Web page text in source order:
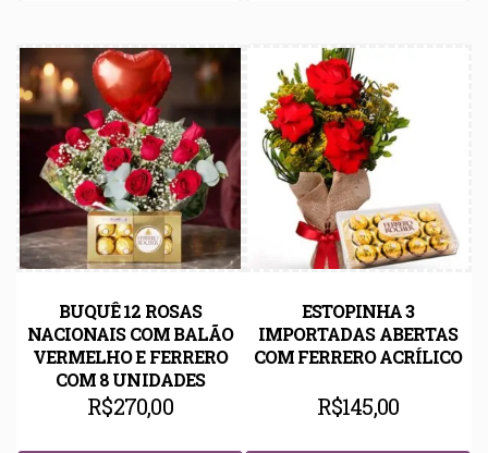
BUQUÊ 12 ROSAS
NACIONAIS COM BALÃO
VERMELHO E FERRERO
COM 8 UNIDADES
R$270,00
ESTOPINHA 3
IMPORTADAS ABERTAS
COM FERRERO ACRÍLICO
R$145,00